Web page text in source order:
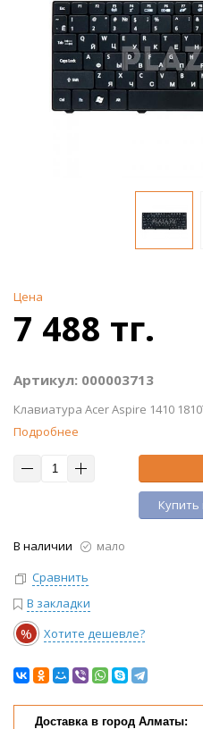
Цена
7 488 тг.
Артикул: 000003713
Клавиатура Acer Aspire 1410
Подробнее
Купить
В наличии
мало
Сравнить
В закладки
% Хотите дешевле?
Доставка в город Алматы: